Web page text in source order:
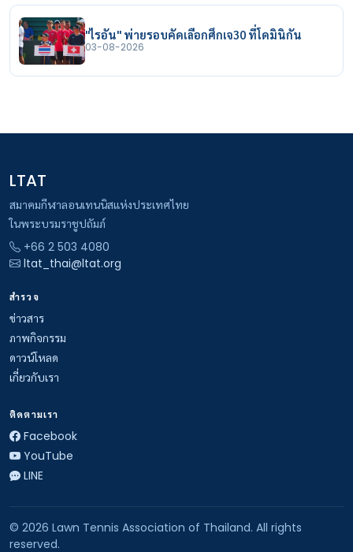
"ไรอัน" พ่ายรอบคัดเลือกศึกเจ30 ที่โดมินิกัน
03-08-2026
LTAT
สมาคมกีฬาลอนเทนนิสแห่งประเทศไทย
ในพระบรมราชูปถัมภ์
+66 2 503 4080
ltat_thai@ltat.org
สำรวจ
ข่าวสาร
ภาพกิจกรรม
ดาวน์โหลด
เกี่ยวกับเรา
ติดตามเรา
Facebook
YouTube
LINE
© 2026 Lawn Tennis Association of Thailand. All rights
reserved.